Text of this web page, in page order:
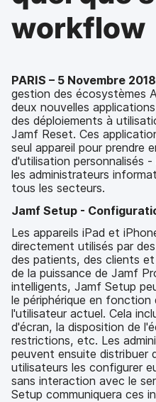
l
workflow
PARIS – 5 Novembre 2018
gestion des écosystèmes
deux nouvelles
des déploiements à
Jamf Reset. Ces
seul appareil pour prendre
d'utilisation personnalisés
les administrateurs
tous les secteurs.
Jamf Setup -
Les appareils iPad et
directement utilisés par
des patients, des clients
de la puissance de Jamf
intelligents, Jamf Setup
le périphérique en
l'utilisateur actuel. Cela
d'écran, la disposition de
restrictions, etc. Les
peuvent ensuite distribuer
utilisateurs les configurer
sans interaction avec le
Setup communiquera ces